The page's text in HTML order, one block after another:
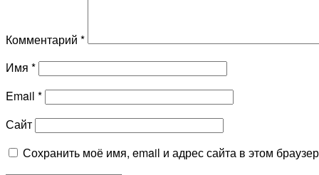
Комментарий *
Имя *
Email *
Сайт
Сохранить моё имя, email и адрес сайта в этом